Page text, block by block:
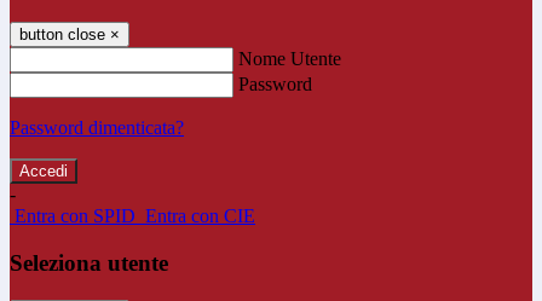
button close ×
Nome Utente
Password
Password dimenticata?
-
Entra con SPID Entra con CIE
Seleziona utente